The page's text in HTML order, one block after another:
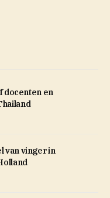
docenten en
van vinger in